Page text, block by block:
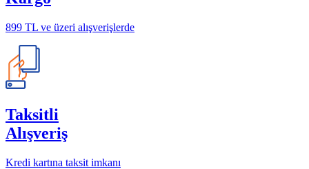
899 TL ve üzeri alışverişlerde
Taksitli
Alışveriş
Kredi kartına taksit imkanı